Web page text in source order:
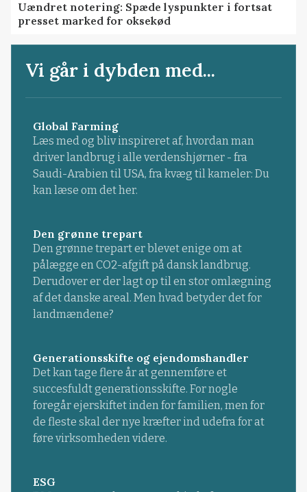
Uændret notering: Spæde lyspunkter i fortsat
presset marked for oksekød
Vi går i dybden med...
Global Farming
Læs med og bliv inspireret af, hvordan man
driver landbrug i alle verdenshjørner - fra
Saudi-Arabien til USA, fra kvæg til kameler: Du
kan læse om det her.
Den grønne trepart
Den grønne trepart er blevet enige om at
pålægge en CO2-afgift på dansk landbrug.
Derudover er der lagt op til en stor omlægning
af det danske areal. Men hvad betyder det for
landmændene?
Generationsskifte og ejendomshandler
Det kan tage flere år at gennemføre et
succesfuldt generationsskifte. For nogle
foregår ejerskiftet inden for familien, men for
de fleste skal der nye kræfter ind udefra for at
føre virksomheden videre.
ESG